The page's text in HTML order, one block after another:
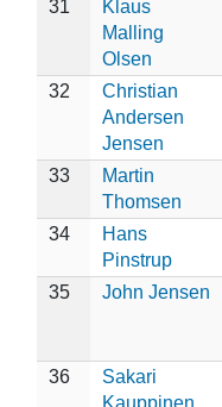
31
Klaus
Malling
Olsen
32
Christian
Andersen
Jensen
33
Martin
Thomsen
34
Hans
Pinstrup
35 John Jensen
36
Sakari
Kauppinen